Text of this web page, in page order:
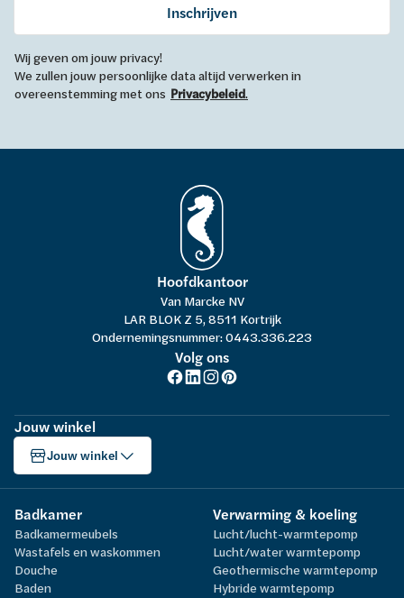
Inschrijven
Wij geven om jouw privacy!
We zullen jouw persoonlijke data altijd verwerken in
overeenstemming met ons Privacybeleid.
Hoofdkantoor
Van Marcke NV
LAR BLOK Z 5, 8511 Kortrijk
Ondernemingsnummer: 0443.336.223
Volg ons
Jouw winkel
Jouw winkel
Badkamer
Badkamermeubels
Wastafels en waskommen
Douche
Baden
Verwarming & koeling
Lucht/lucht-warmtepomp
Lucht/water warmtepomp
Geothermische warmtepomp
Hybride warmtepomp